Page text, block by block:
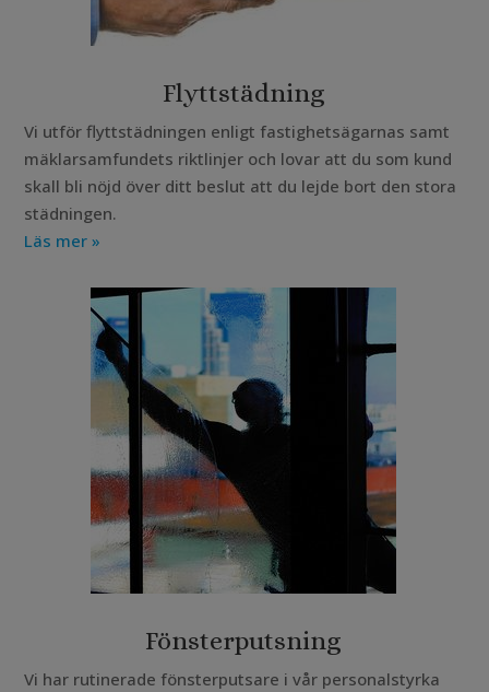
Flyttstädning
Vi utför flyttstädningen enligt fastighetsägarnas samt
mäklarsamfundets riktlinjer och lovar att du som kund
skall bli nöjd över ditt beslut att du lejde bort den stora
städningen.
Läs mer »
Fönsterputsning
Vi har rutinerade fönsterputsare i vår personalstyrka